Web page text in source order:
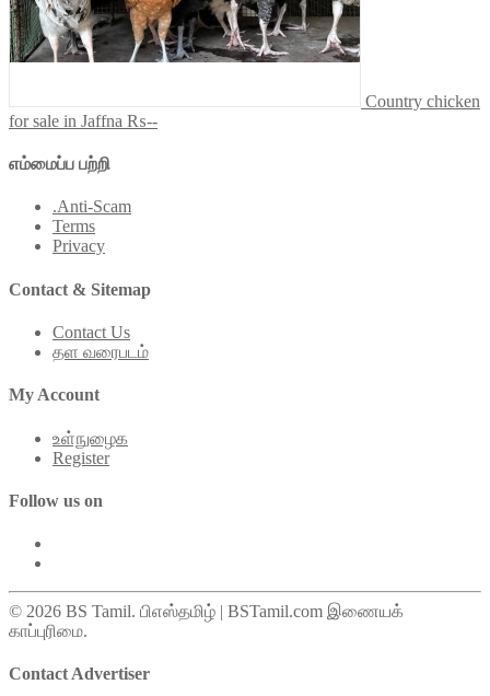
Country chicken
for sale in Jaffna ₨--
எம்மைப்ப பற்றி
.Anti-Scam
Terms
Privacy
Contact & Sitemap
Contact Us
தள வரைபடம்
My Account
உள்நுழைக
Register
Follow us on
© 2026 BS Tamil. பிஎஸ்தமிழ் | BSTamil.com இணையக்
காப்புரிமை.
Contact Advertiser